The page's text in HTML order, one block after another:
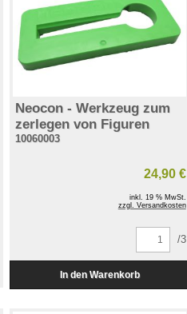
Neocon - Werkzeug zum
zerlegen von Figuren
10060003
24,90 €
inkl. 19 % MwSt.
zzgl. Versandkosten
/3